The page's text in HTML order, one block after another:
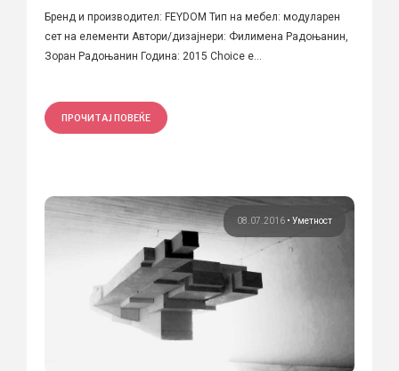
Бренд и производител: FEYDOM Тип на мебел: модуларен
сет на елементи Автори/дизајнери: Филимена Радоњанин,
Зоран Радоњанин Година: 2015 Choice е...
ПРОЧИТАЈ ПОВЕЌЕ
08.07.2016 • Уметност